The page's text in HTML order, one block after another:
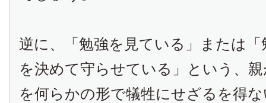
逆に、「勉強を見ている」または
を決めて守らせている」という、
を何らかの形で犠牲にせざるを得